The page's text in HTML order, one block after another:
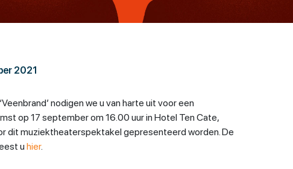
2021
nodigen we u van harte uit voor een
op 17 september om 16.00 uur in Hotel Ten Cate,
dit muziektheaterspektakel gepresenteerd worden. De
u hier.